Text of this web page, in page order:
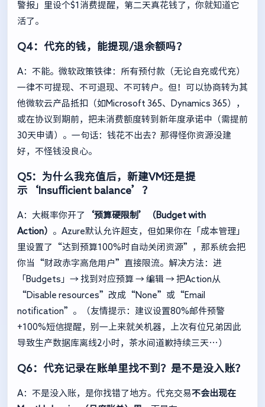
警报」里设个$1消费提醒，第二天真花钱了，你就知道它
活了。
Q4：代充的钱，能提现/退余额吗？
A：不能。微软政策铁律：所有预付款（无论自充或代充）
一律不可提现、不可退现、不可转户。但！可以协商转为其
他微软云产品抵扣（如Microsoft 365、Dynamics 365），
或在协议到期前，把未消费额度转到新年度承诺中（需提前
30天申请）。一句话：钱花不出去？那得怪你资源没建
好，不怪钱没良心。
Q5：为什么我充值后，新建VM还是提
示‘Insufficient balance’？
A：大概率你开了
‘预算硬限制’（Budget with
Action） 。Azure默认允许超支，但如果你在「成本管理」
里设置了“达到预算100%时自动关闭资源”，那系统会把
你当“财政赤字高危用户”直接限流。解决方法：进
「Budgets」→ 找到对应预算 → 编辑 → 把Action从
“Disable resources”改成“None”或“Email
notification”。（友情提示：建议设置80%邮件预警
+100%短信提醒，别一上来就关机器，上次有位兄弟因此
导致生产数据库离线2小时，茶水间道歉持续三天…）
Q6：代充记录在账单里找不到？是不是没入账？
A：不是没入账，是你找错了地方。代充交易不会出现在